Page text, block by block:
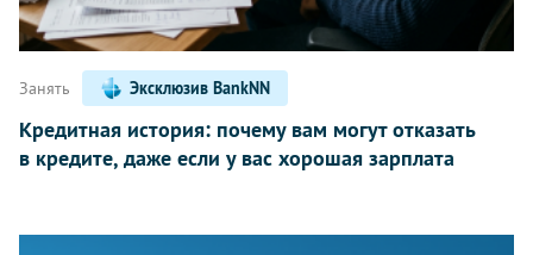
Занять Эксклюзив BankNN
Кредитная история: почему вам могут отказать
в кредите, даже если у вас хорошая зарплата